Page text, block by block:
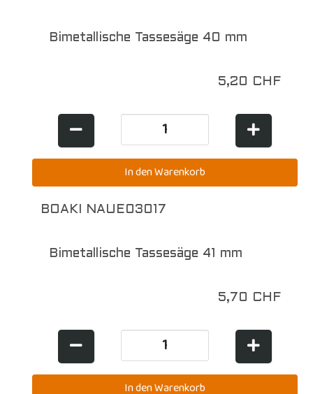
Bimetallische Tassesäge 40 mm
5,20 CHF
BOAKI NAUE03017
Bimetallische Tassesäge 41 mm
5,70 CHF